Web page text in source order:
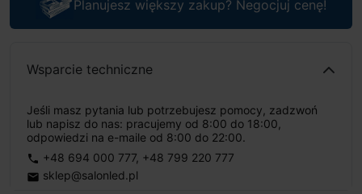
Planujesz większy zakup? Negocjuj cenę!
Wsparcie techniczne
Jeśli masz pytania lub potrzebujesz pomocy, zadzwoń
lub napisz do nas: pracujemy od 8:00 do 18:00,
odpowiedzi na e-maile od 8:00 do 22:00.
phone +48 694 000 777, +48 799 220 777
email sklep@salonled.pl